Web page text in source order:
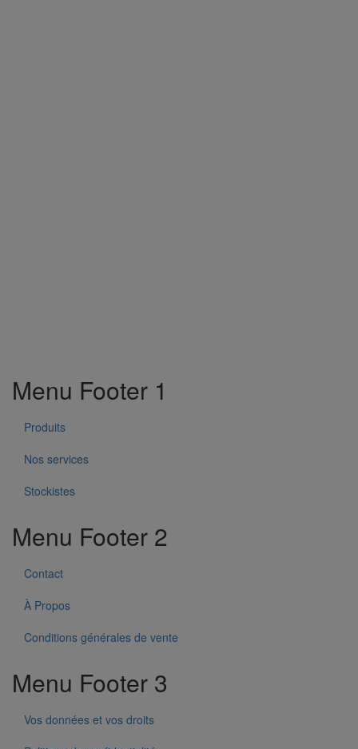
Menu Footer 1
Produits
Nos services
Stockistes
Menu Footer 2
Contact
À Propos
Conditions générales de vente
Menu Footer 3
Vos données et vos droits